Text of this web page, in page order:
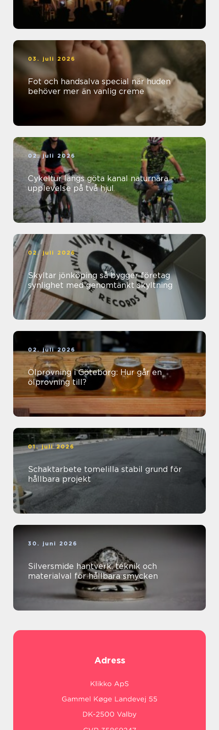
03. juli 2026
Fot och handsalva special när huden
behöver mer än vanlig creme
02. juli 2026
Cykeltur längs göta kanal naturnära
upplevelse på två hjul
02. juli 2026
Skyltar jönköping så bygger företag
synlighet med genomtänkt skyltning
02. juli 2026
Ölprovning i Göteborg: Hur går en
ölprovning till?
01. juli 2026
Schaktarbete tomelilla stabil grund för
hållbara projekt
30. juni 2026
Silversmide hantverk, teknik och
materialval för hållbara smycken
Adress